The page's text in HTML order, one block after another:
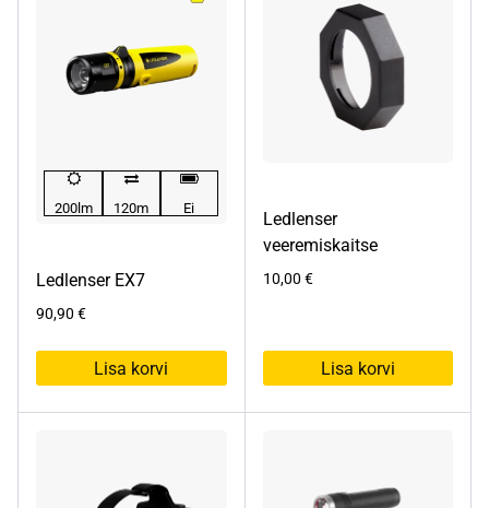
200lm 120m Ei
Ledlenser EX7
90,90 €
Lisa korvi
Ledlenser
veeremiskaitse
10,00 €
Lisa korvi